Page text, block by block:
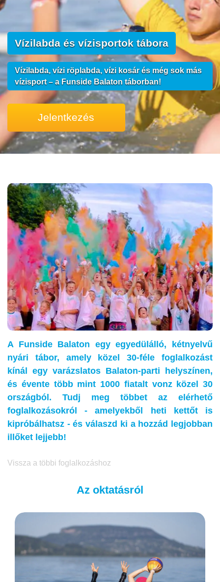
Vízilabda és vízisportok tábora
Vízilabda, vízi röplabda, vízi kosár és még sok más
vízisport – a Funside Balaton táborban!
Jelentkezés
A Funside Balaton egy egyedülálló, kétnyelvű
nyári tábor, amely közel 30-féle foglalkozást
kínál egy varázslatos Balaton-parti helyszínen,
és évente több mint 1000 fiatalt vonz közel 30
országból. Tudj meg többet az elérhető
foglalkozásokról - amelyekből heti kettőt is
kipróbálhatsz - és válaszd ki a hozzád legjobban
illőket lejjebb!
Vissza a többi foglalkozáshoz
Az oktatásról